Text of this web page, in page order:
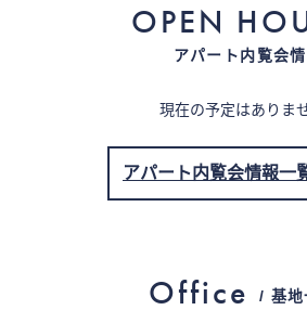
OPEN
アパート内覧会
現在の予定はありま
アパート内覧会情報一
Office / 基地